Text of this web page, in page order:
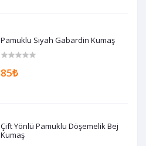
Pamuklu Siyah Gabardin Kumaş
85₺
Çift Yönlü Pamuklu Döşemelik Bej
Kumaş